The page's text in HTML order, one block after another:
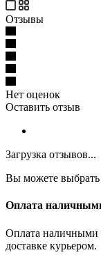
Отзывы
Нет оценок
Оставить отзыв
Загрузка отзывов...
Вы можете выбрать
Оплата
Оплата наличными
доставке курьером.